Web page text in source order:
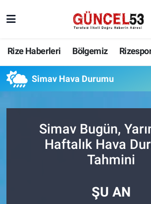
Rize Haberleri Bölgemiz
Simav Hava Durumu
Simav Bugün,
Haftalık Hava
Tahmini
ŞU AN